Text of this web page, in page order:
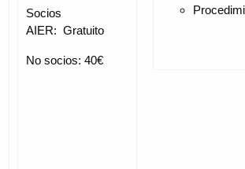
Socios
AIER: Gratuito
No socios: 40€